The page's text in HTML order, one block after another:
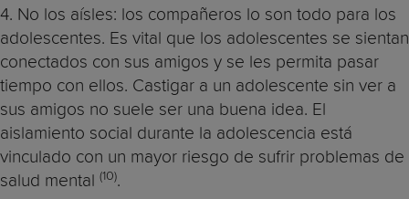
4. No los aísles: los compañeros lo son todo para los
adolescentes. Es vital que los adolescentes se sientan
conectados con sus amigos y se les permita pasar
tiempo con ellos. Castigar a un adolescente sin ver a
sus amigos no suele ser una buena idea. El
aislamiento social durante la adolescencia está
vinculado con un mayor riesgo de sufrir problemas de
salud mental (10).